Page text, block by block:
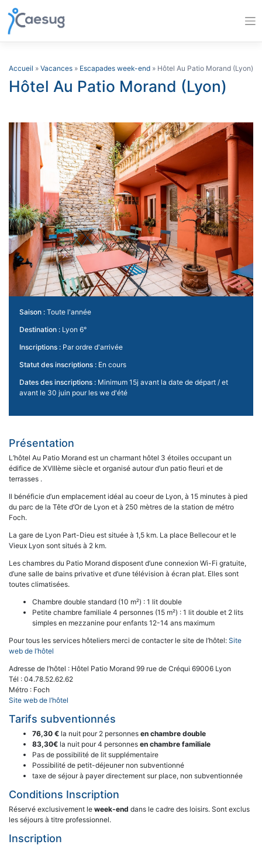
content
Accueil » Vacances » Escapades week-end » Hôtel Au Patio Morand (Lyon)
Hôtel Au Patio Morand (Lyon)
Saison : Toute l'année
Destination : Lyon 6°
Inscriptions : Par ordre d'arrivée
Statut des inscriptions : En cours
Dates des inscriptions : Minimum 15j avant la date de départ / et
avant le 30 juin pour les we d'été
Présentation
L’hôtel Au Patio Morand est un charmant hôtel 3 étoiles occupant un
édifice de XVIIIème siècle et organisé autour d’un patio fleuri et de
terrasses .
Il bénéficie d’un emplacement idéal au coeur de Lyon, à 15 minutes à pied
du parc de la Tête d’Or de Lyon et à 250 mètres de la station de métro
Foch.
La gare de Lyon Part-Dieu est située à 1,5 km. La place Bellecour et le
Vieux Lyon sont situés à 2 km.
Les chambres du Patio Morand disposent d’une connexion Wi-Fi gratuite,
d’une salle de bains privative et d’une télévision à écran plat. Elles sont
toutes climatisées.
Chambre double standard (10 m²) : 1 lit double
Petite chambre familiale 4 personnes (15 m²) : 1 lit double et 2 lits
simples en mezzanine pour enfants 12-14 ans maximum
Pour tous les services hôteliers merci de contacter le site de l’hôtel: Site
web de l’hôtel
Adresse de l’hôtel : Hôtel Patio Morand 99 rue de Créqui 69006 Lyon
Tél : 04.78.52.62.62
Métro : Foch
Site web de l’hôtel
Tarifs subventionnés
76,30 € la nuit pour 2 personnes en chambre double
83,30€ la nuit pour 4 personnes en chambre familiale
Pas de possibilité de lit supplémentaire
Possibilité de petit-déjeuner non subventionné
taxe de séjour à payer directement sur place, non subventionnée
Conditions Inscription
Réservé exclusivement le week-end dans le cadre des loisirs. Sont exclus
les séjours à titre professionnel.
Inscription